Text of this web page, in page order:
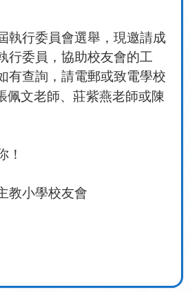
執行委員會選舉，現邀請成
行委員，協助校友會的工
有查詢，請電郵或致電學校
佩文老師、莊紫燕老師或陳
！
教小學校友會